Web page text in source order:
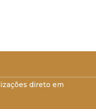
direto em